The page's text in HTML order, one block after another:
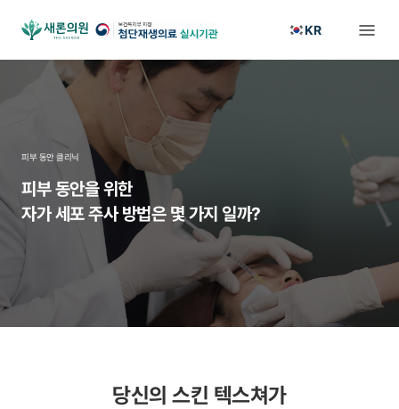
KR
피부 동안 클리닉
피부 동안을 위한
자가 세포 주사 방법은 몇 가지 일까?
당신의 스킨 텍스쳐가